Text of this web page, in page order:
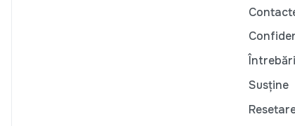
Susține